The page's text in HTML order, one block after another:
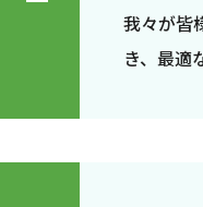
我々が皆
き、最適